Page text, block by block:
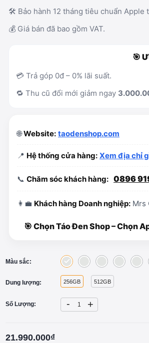
🛠️ Bảo hành 12 tháng tiêu chuẩn Apple
💰 Giá bán đã bao gồm VAT.
🎯
💳 Trả góp 0đ – 0% lãi suất.
🔁 Thu cũ đổi mới giảm ngay
🌐Website: taodenshop.com
📍 Hệ thống cửa hàng: Xem địa chỉ
📞 Chăm sóc khách hàng: 0896
👩‍💼 Khách hàng Doanh nghiệp: Mrs
🎯 Chọn Táo Đen Shop – Chọn
Màu sắc:
Dung lượng: 256GB 512GB
Số Lượng: - +
21.990.000₫